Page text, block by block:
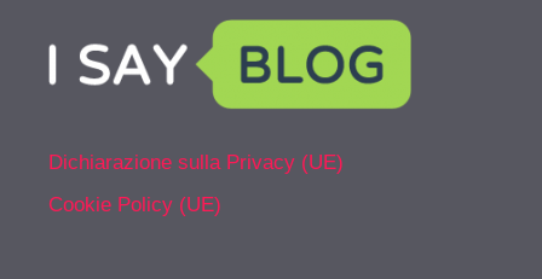
Dichiarazione sulla Privacy (UE)
Cookie Policy (UE)